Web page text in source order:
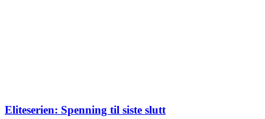
Eliteserien: Spenning til siste slutt